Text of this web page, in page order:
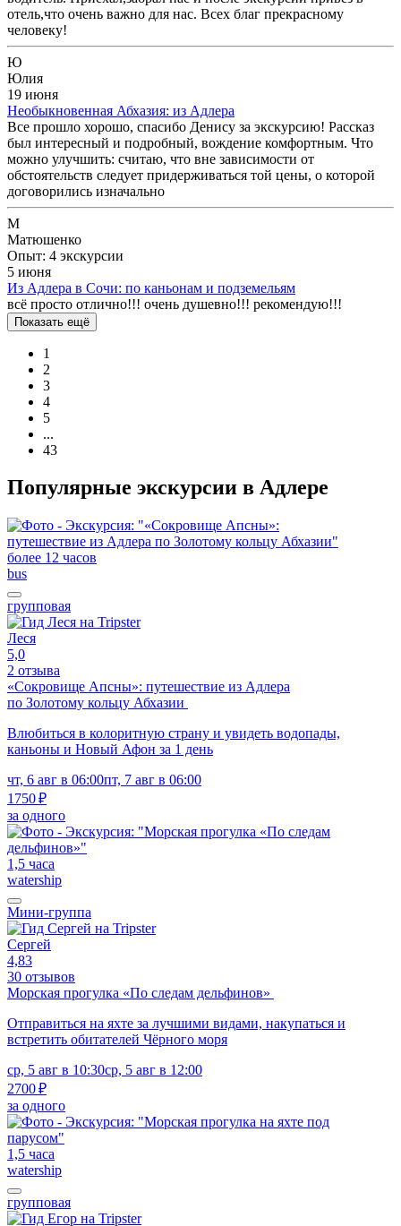
отель,что очень важно для нас. Всех благ прекрасному
человеку!
Ю
Юлия
19 июня
Необыкновенная Абхазия: из Адлера
Все прошло хорошо, спасибо Денису за экскурсию! Рассказ
был интересный и подробный, вождение комфортным. Что
можно улучшить: считаю, что вне зависимости от
обстоятельств следует придерживаться той цены, о которой
договорились изначально
М
Матюшенко
Опыт: 4 экскурсии
5 июня
Из Адлера в Сочи: по каньонам и подземельям
всё просто отлично!!! очень душевно!!! рекомендую!!!
Показать ещё
1
2
3
4
5
...
43
Популярные экскурсии в Адлере
более 12 часов
bus
групповая
Леся
5,0
2 отзыва
«Сокровище Апсны»: путешествие из Адлера
по Золотому кольцу Абхазии
Влюбиться в колоритную страну и увидеть водопады,
каньоны и Новый Афон за 1 день
чт, 6 авг в 06:00пт, 7 авг в 06:00
1750 ₽
за одного
1,5 часа
watership
Мини-группа
Сергей
4,83
30 отзывов
Морская прогулка «По следам дельфинов»
Отправиться на яхте за лучшими видами, накупаться и
встретить обитателей Чёрного моря
ср, 5 авг в 10:30ср, 5 авг в 12:00
2700 ₽
за одного
1,5 часа
watership
групповая